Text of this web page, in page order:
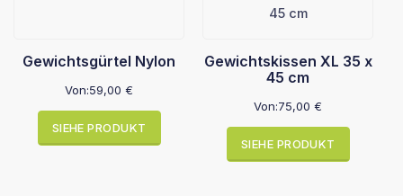
Gewichtsgürtel Nylon
Von:59,00€
SIEHE PRODUKT
Gewichtskissen XL 35 x
45 cm
Von:75,00€
SIEHE PRODUKT